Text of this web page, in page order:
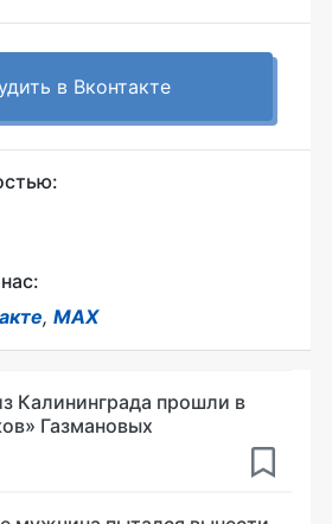
в Вконтакте
, MAX
Калининграда прошли в
Газмановых